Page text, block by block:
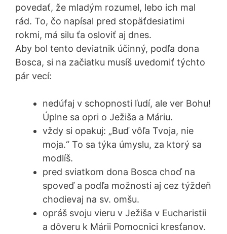
povedať, že mladým rozumel, lebo ich mal
rád. To, čo napísal pred stopäťdesiatimi
rokmi, má silu ťa osloviť aj dnes.
Aby bol tento deviatnik účinný, podľa dona
Bosca, si na začiatku musíš uvedomiť týchto
pár vecí:
nedúfaj v schopnosti ľudí, ale ver Bohu!
Úplne sa opri o Ježiša a Máriu.
vždy si opakuj: „Buď vôľa Tvoja, nie
moja.“ To sa týka úmyslu, za ktorý sa
modlíš.
pred sviatkom dona Bosca choď na
spoveď a podľa možnosti aj cez týždeň
chodievaj na sv. omšu.
opráš svoju vieru v Ježiša v Eucharistii
a dôveru k Márii Pomocnici kresťanov.